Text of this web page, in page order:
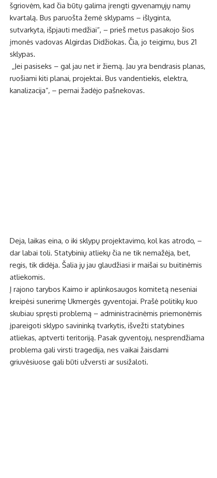
šgriovėm, kad čia būtų galima įrengti gyvenamųjų namų
kvartalą. Bus paruošta žemė sklypams – išlyginta,
sutvarkyta, išpjauti medžiai“, – prieš metus pasakojo šios
įmonės vadovas Algirdas Didžiokas. Čia, jo teigimu, bus 21
sklypas.
„Jei pasiseks – gal jau net ir žiemą. Jau yra bendrasis planas,
ruošiami kiti planai, projektai. Bus vandentiekis, elektra,
kanalizacija“, – pernai žadėjo pašnekovas.
Deja, laikas eina, o iki sklypų projektavimo, kol kas atrodo, –
dar labai toli. Statybinių atliekų čia ne tik nemažėja, bet,
regis, tik didėja. Šalia jų jau glaudžiasi ir maišai su buitinėmis
atliekomis.
Į rajono tarybos Kaimo ir aplinkosaugos komitetą neseniai
kreipėsi sunerimę Ukmergės gyventojai. Prašė politikų kuo
skubiau spręsti problemą – administracinėmis priemonėmis
įpareigoti sklypo savininką tvarkytis, išvežti statybines
atliekas, aptverti teritoriją. Pasak gyventojų, nesprendžiama
problema gali virsti tragedija, nes vaikai žaisdami
griuvėsiuose gali būti užversti ar susižaloti.